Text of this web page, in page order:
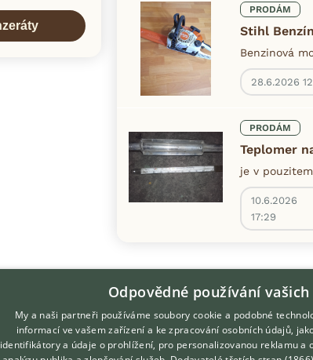
PRODÁM
Stihl
Benzinová
28.6.2026
PRODÁM
Teplomer
je v
10.6.2026
17:29
Odpovědné používání vašich
My a naši partneři používáme soubory cookie a podobné
informací ve vašem zařízení a ke zpracování osobních údajů,
identifikátory a údaje o prohlížení, pro personalizovanou reklamu a